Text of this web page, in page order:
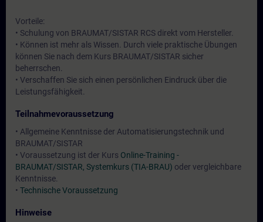
Vorteile:
• Schulung von BRAUMAT/SISTAR RCS direkt vom Hersteller.
• Können ist mehr als Wissen. Durch viele praktische Übungen
können Sie nach dem Kurs BRAUMAT/SISTAR sicher
beherrschen.
• Verschaffen Sie sich einen persönlichen Eindruck über die
Leistungsfähigkeit.
Teilnahmevoraussetzung
• Allgemeine Kenntnisse der Automatisierungstechnik und
BRAUMAT/SISTAR
• Voraussetzung ist der Kurs Online-Training -
BRAUMAT/SISTAR, Systemkurs (TIA-BRAU) oder vergleichbare
Kenntnisse.
• Technische Voraussetzung
Hinweise